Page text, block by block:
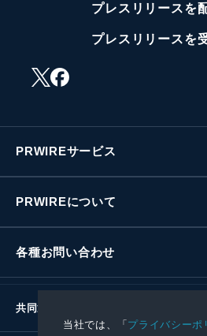
当社では、「プライバシーポ
プレスリリースを
プレスリリースを
PRWIREサービス
PRWIREについて
各種お問い合わせ
共同通信社グループ